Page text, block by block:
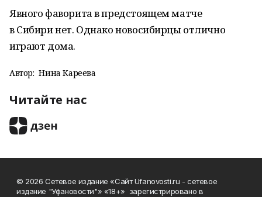
Явного фаворита в предстоящем матче
в Сибири нет. Однако новосибирцы отлично
играют дома.
Автор: Нина Кареева
Читайте нас
© 2026 Сетевое издание «Сайт Ufanovosti.ru - сетевое
издание "Уфановости"» «18+» зарегистрировано в